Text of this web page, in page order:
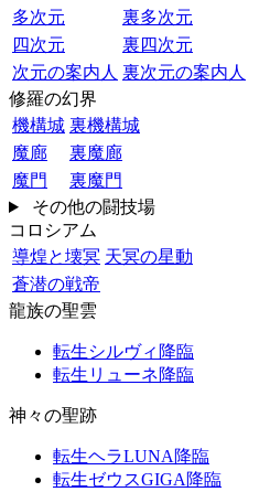
多次元
裏多次元
四次元
裏四次元
次元の案内人 裏次元の案内人
修羅の幻界
機構城 裏機構城
魔廊
裏魔廊
魔門
裏魔門
その他の闘技場
コロシアム
導煌と壊冥 天冥の星動
蒼潜の戦帝
龍族の聖雲
転生シルヴィ降臨
転生リューネ降臨
神々の聖跡
転生ヘラLUNA降臨
転生ゼウスGIGA降臨